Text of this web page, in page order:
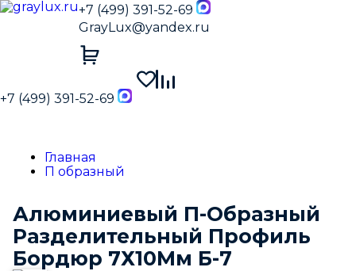
+7 (499) 391-52-69
GrayLux@yandex.ru
+7 (499) 391-52-69
Главная
П образный
Алюминиевый П-Образный
Разделительный Профиль
Бордюр 7Х10Мм Б-7